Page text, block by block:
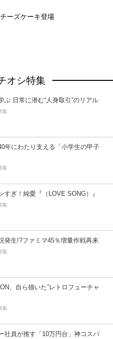
ーズケーキ登場
オシ特集
ぶ 日常に潜む“人身取引”のリアル
集
年にわたり支える「小学生の甲子
集
すぎ！純愛『（LOVE SONG）』
集
発生!?ファミマ45％増量作戦再来
集
、自ら描いた”レトロフューチャ
集
社員が推す「10万円台」神コスパ